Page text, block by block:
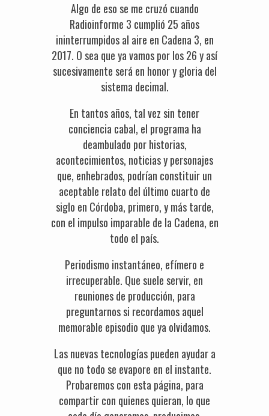
Algo de eso se me cruzó cuando
Radioinforme 3 cumplió 25 años
ininterrumpidos al aire en Cadena 3, en
2017. O sea que ya vamos por los 26 y así
sucesivamente será en honor y gloria del
sistema decimal.
En tantos años, tal vez sin tener
conciencia cabal, el programa ha
deambulado por historias,
acontecimientos, noticias y personajes
que, enhebrados, podrían constituir un
aceptable relato del último cuarto de
siglo en Córdoba, primero, y más tarde,
con el impulso imparable de la Cadena, en
todo el país.
Periodismo instantáneo, efímero e
irrecuperable. Que suele servir, en
reuniones de producción, para
preguntarnos si recordamos aquel
memorable episodio que ya olvidamos.
Las nuevas tecnologías pueden ayudar a
que no todo se evapore en el instante.
Probaremos con esta página, para
compartir con quienes quieran, lo que